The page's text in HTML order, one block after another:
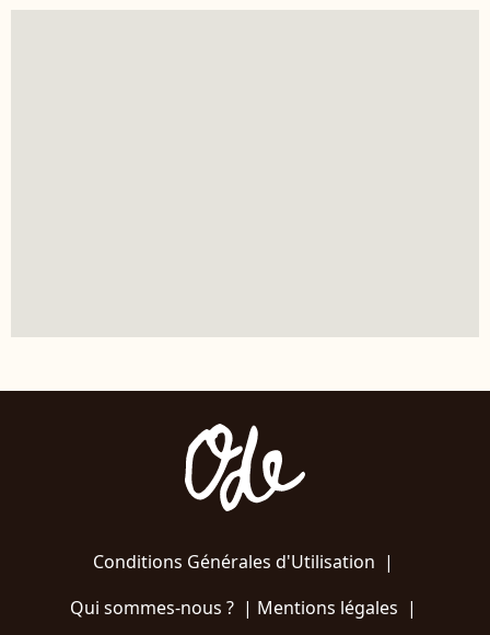
Conditions Générales d'Utilisation |
Qui sommes-nous ?| Mentions légales |